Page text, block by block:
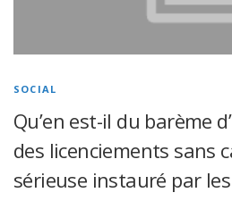
SOCIAL
Qu’en est-il du barème
des licenciements sans
sérieuse instauré par